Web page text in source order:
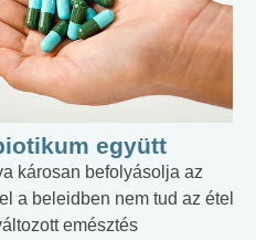
együtt
károsan befolyásolja az
a beleidben nem tud az étel
emésztés